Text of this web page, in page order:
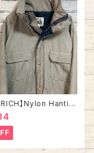
】Nylon Hantin
相当 Made in US
ウールリッチ
ハンティングジャケット
ンテージ アメリカ U
古着